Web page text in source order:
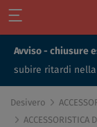
Avviso - chiusure
subire ritardi
Desivero
ACCESSORISTICA